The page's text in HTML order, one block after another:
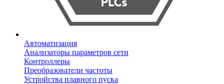
Автоматизация
Анализаторы параметров сети
Контроллеры
Преобразователи частоты
Устройства плавного пуска